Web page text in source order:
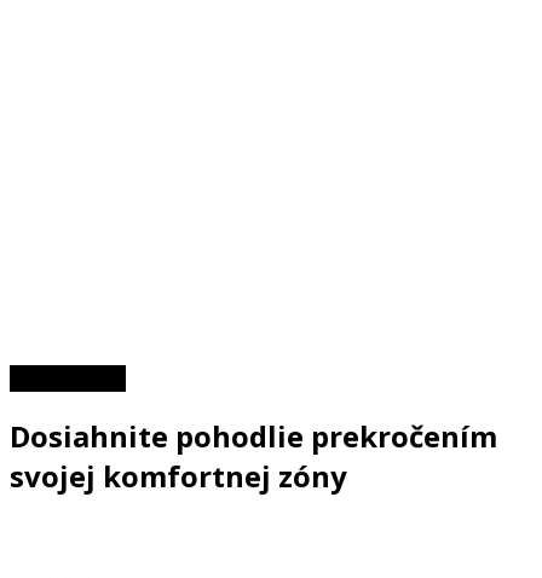
Dosiahnite pohodlie prekročením
svojej komfortnej zóny